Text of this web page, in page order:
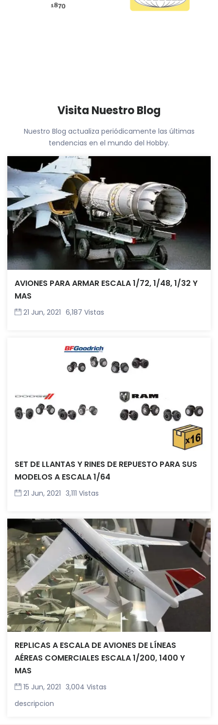
Visita Nuestro Blog
Nuestro Blog actualiza periódicamente las últimas
tendencias en el mundo del Hobby.
AVIONES PARA ARMAR ESCALA 1/72, 1/48, 1/32 Y
MAS
21 Jun, 2021 6,187 Vistas
SET DE LLANTAS Y RINES DE REPUESTO PARA SUS
MODELOS A ESCALA 1/64
21 Jun, 2021 3,111 Vistas
REPLICAS A ESCALA DE AVIONES DE LÍNEAS
AÉREAS COMERCIALES ESCALA 1/200, 1400 Y
MAS
15 Jun, 2021 3,004 Vistas
descripcion